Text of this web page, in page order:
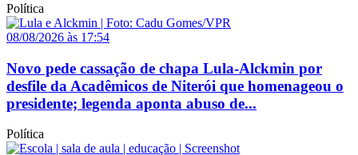
Política
08/08/2026 às 17:54
Novo pede cassação de chapa Lula-Alckmin por
desfile da Acadêmicos de Niterói que homenageou o
presidente; legenda aponta abuso de...
Política